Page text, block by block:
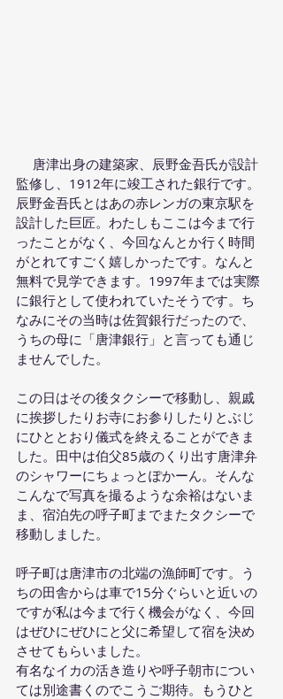
監修し、1912年に竣工された銀行です。
辰野金吾氏とはあの赤レンガの東京駅を
設計した巨匠。わたしもここは今まで行
ったことがなく、今回なんとか行く時間
がとれてすごく嬉しかったです。なんと
無料で見学できます。1997年までは実際
に銀行として使われていたそうです。ち
なみにその当時は佐賀銀行だったので、
うちの母に「唐津銀行」と言っても通じ
ませんでした。
この日はその後タクシーで移動し、親戚
に挨拶したりお寺にお参りしたりとぶじ
にひととおり儀式を終えることができま
した。田中は伯父85歳のくり出す唐津弁
のシャワーにちょっとぽかーん。そんな
こんなで写真を撮るような余裕はないま
ま、宿泊先の呼子町までまたタクシーで
移動しました。
呼子町は唐津市の北端の漁師町です。う
ちの田舎からは車で15分ぐらいと近いの
ですが私は今まで行く機会がなく、今回
はぜひにぜひにと父に希望して宿を決め
させてもらいました。
有名なイカの活き造りや呼子朝市につい
ては別途書くのでこうご期待。もうひと